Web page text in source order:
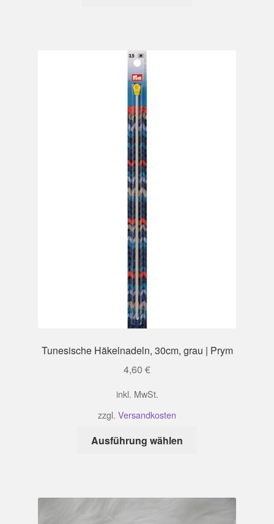
Tunesische Häkelnadeln, 30cm, grau | Prym
4,60 €
inkl. MwSt.
zzgl. Versandkosten
Ausführung wählen
Varianten